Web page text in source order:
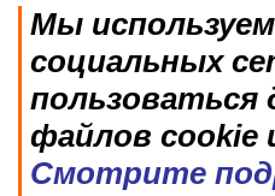
Мы
социальных
пользоваться
файлов cookie
Смотрите